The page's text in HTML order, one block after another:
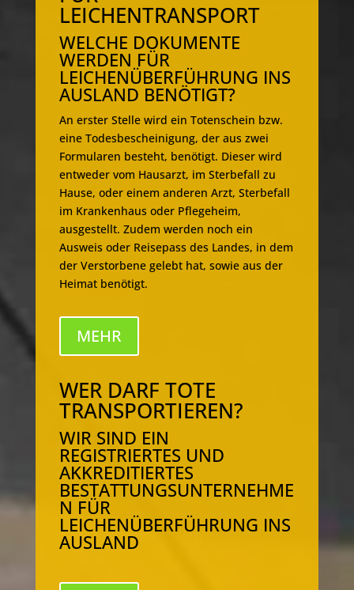
LEICHENTRANSPORT
WELCHE DOKUMENTE
WERDEN FÜR
LEICHENÜBERFÜHRUNG INS
AUSLAND BENÖTIGT?
An erster Stelle wird ein Totenschein bzw.
eine Todesbescheinigung, der aus zwei
Formularen besteht, benötigt. Dieser wird
entweder vom Hausarzt, im Sterbefall zu
Hause, oder einem anderen Arzt, Sterbefall
im Krankenhaus oder Pflegeheim,
ausgestellt. Zudem werden noch ein
Ausweis oder Reisepass des Landes, in dem
der Verstorbene gelebt hat, sowie aus der
Heimat benötigt.
MEHR
WER DARF TOTE
TRANSPORTIEREN?
WIR SIND EIN
REGISTRIERTES UND
AKKREDITIERTES
BESTATTUNGSUNTERNEHME
N FÜR
LEICHENÜBERFÜHRUNG INS
AUSLAND